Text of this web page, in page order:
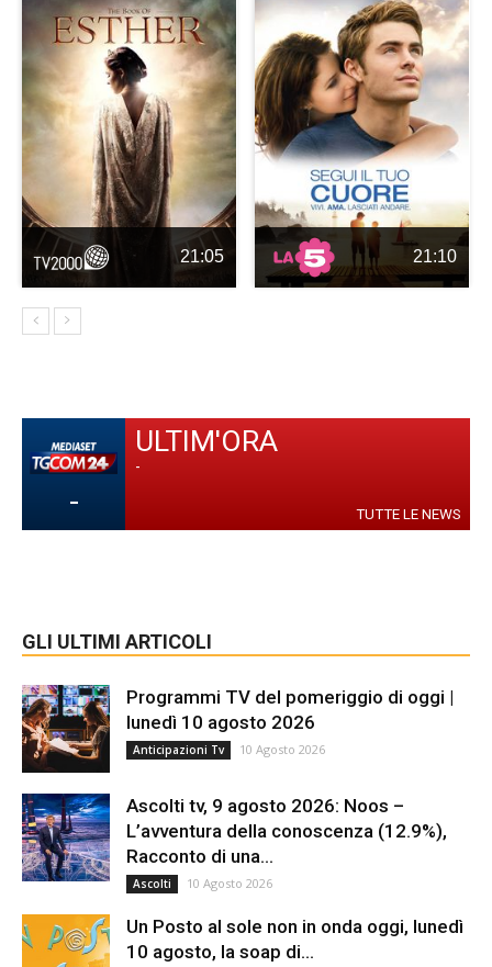
21:05 21:10
-
ULTIM'ORA
-
TUTTE LE NEWS
GLI ULTIMI ARTICOLI
Programmi TV del pomeriggio di oggi |
lunedì 10 agosto 2026
Anticipazioni Tv 10 Agosto 2026
Ascolti tv, 9 agosto 2026: Noos –
L’avventura della conoscenza (12.9%),
Racconto di una...
Ascolti 10 Agosto 2026
Un Posto al sole non in onda oggi, lunedì
10 agosto, la soap di...